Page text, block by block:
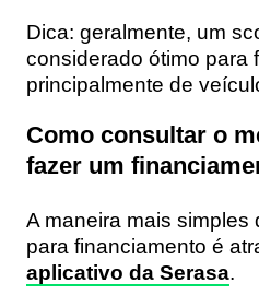
Dica: geralmente, um
considerado ótimo para
principalmente de
Como consultar o
fazer um
A maneira mais simples
para financiamento é
aplicativo da Serasa.